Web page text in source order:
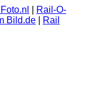
Rail-O-
Bild.de
Rail